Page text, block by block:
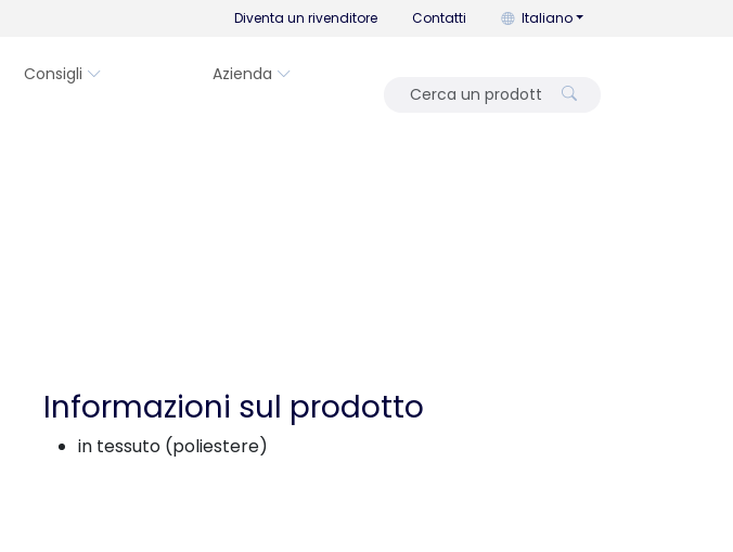
Diventa un rivenditore Contatti Puoi cambiare la lingua con
Italiano
Consigli
Azienda
Informazioni sul prodotto
in tessuto (poliestere)